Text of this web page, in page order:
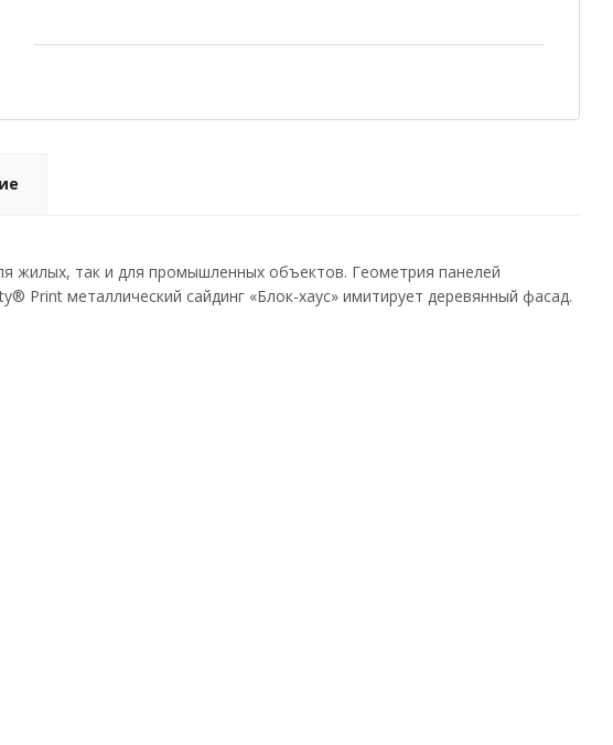
жилых, так и для промышленных объектов. Геометрия панелей
металлический сайдинг «Блок-хаус» имитирует деревянный фасад.